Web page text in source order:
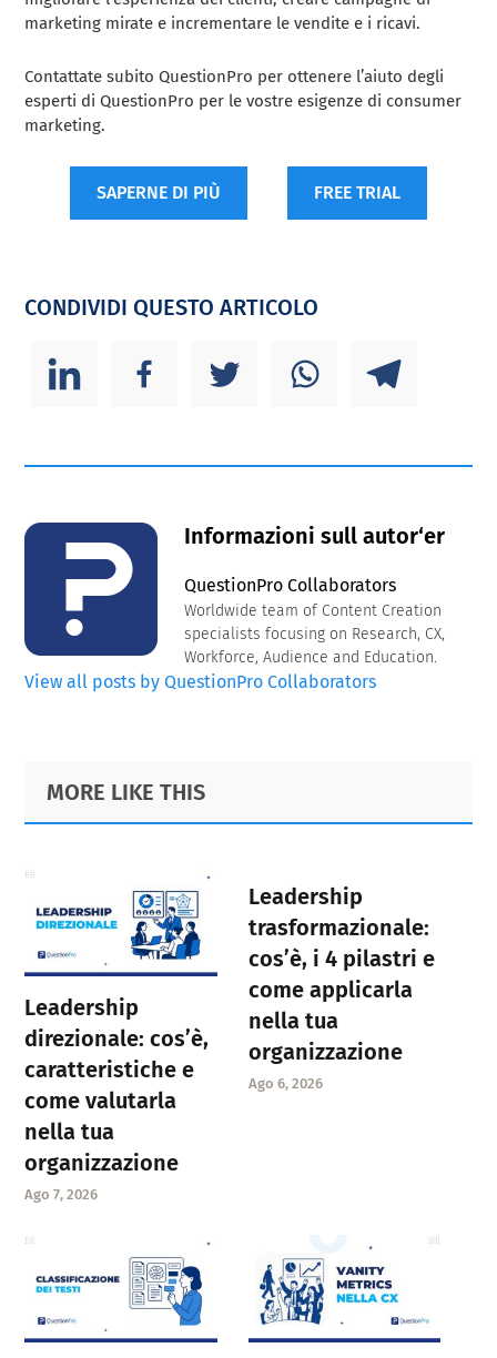
marketing mirate e incrementare le vendite e i ricavi.
Contattate subito QuestionPro per ottenere l’aiuto degli
esperti di QuestionPro per le vostre esigenze di consumer
marketing.
SAPERNE DI PIÙ FREE TRIAL
CONDIVIDI QUESTO ARTICOLO
Informazioni sull autor‘er
QuestionPro Collaborators
Worldwide team of Content Creation
specialists focusing on Research, CX,
Workforce, Audience and Education.
View all posts by QuestionPro Collaborators
Primary
Sidebar
Footer
MORE LIKE THIS
Leadership
direzionale: cos’è,
caratteristiche e
come valutarla
nella tua
organizzazione
Ago 7, 2026
Leadership
trasformazionale:
cos’è, i 4 pilastri e
come applicarla
nella tua
organizzazione
Ago 6, 2026